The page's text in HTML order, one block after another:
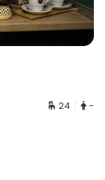
24 -